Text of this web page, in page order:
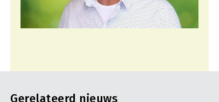
Gerelateerd nieuws